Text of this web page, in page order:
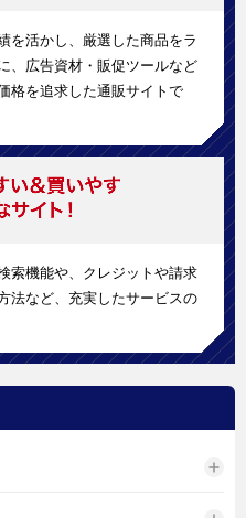
を活かし、厳選した商品をラ
、広告資材・販促ツールなど
格を追求した通販サイトで
索機能や、クレジットや請求
法など、充実したサービスの